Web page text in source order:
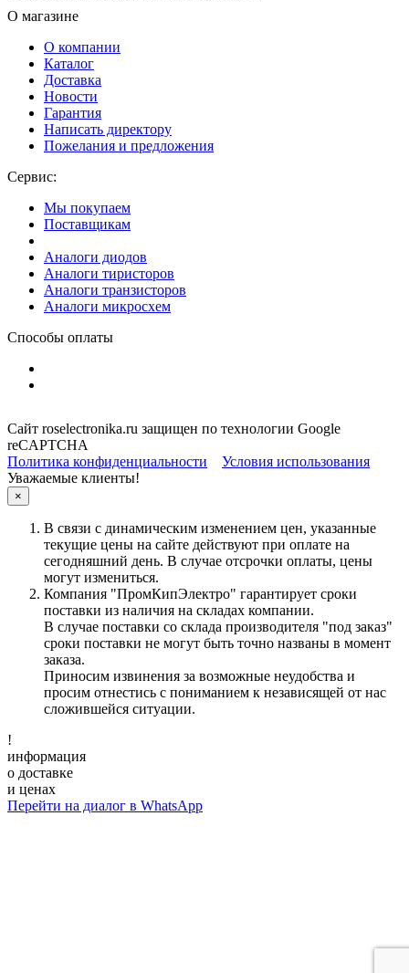
О магазине
О компании
Каталог
Доставка
Новости
Гарантия
Написать директору
Пожелания и предложения
Сервис:
Мы покупаем
Поставщикам
Аналоги диодов
Аналоги тиристоров
Аналоги транзисторов
Аналоги микросхем
Способы оплаты
Сайт roselectronika.ru защищен по технологии Google
reCAPTCHA
Политика конфиденциальности
Условия использования
Уважаемые клиенты!
×
В связи с динамическим изменением цен, указанные
текущие цены на сайте действуют при оплате на
сегодняшний день. В случае отсрочки оплаты, цены
могут измениться.
Компания "ПромКипЭлектро" гарантирует сроки
поставки из наличия на складах компании.
В случае поставки со склада производителя "под заказ"
сроки поставки не могут быть точно названы в момент
заказа.
Приносим извинения за возможные неудобства и
просим отнестись с пониманием к независящей от нас
сложившейся ситуации.
!
информация
о доставке
и ценах
Перейти на диалог в WhatsApp